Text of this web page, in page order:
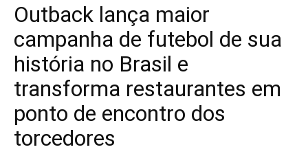
Outback lança maior
campanha de futebol de sua
história no Brasil e
transforma restaurantes em
ponto de encontro dos
torcedores